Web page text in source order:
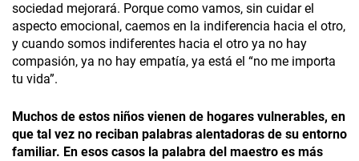
sociedad mejorará. Porque como vamos, sin cuidar el
aspecto emocional, caemos en la indiferencia hacia el otro,
y cuando somos indiferentes hacia el otro ya no hay
compasión, ya no hay empatía, ya está el “no me importa
tu vida”.
Muchos de estos niños vienen de hogares vulnerables, en
que tal vez no reciban palabras alentadoras de su entorno
familiar. En esos casos la palabra del maestro es más